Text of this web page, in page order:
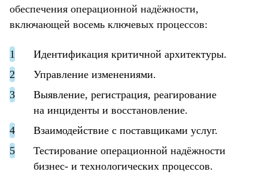
обеспечения операционной надёжности,
включающей восемь ключевых процессов:
Идентификация критичной архитектуры.
Управление изменениями.
Выявление, регистрация, реагирование
на инциденты и восстановление.
Взаимодействие с поставщиками услуг.
Тестирование операционной надёжности
бизнес- и технологических процессов.